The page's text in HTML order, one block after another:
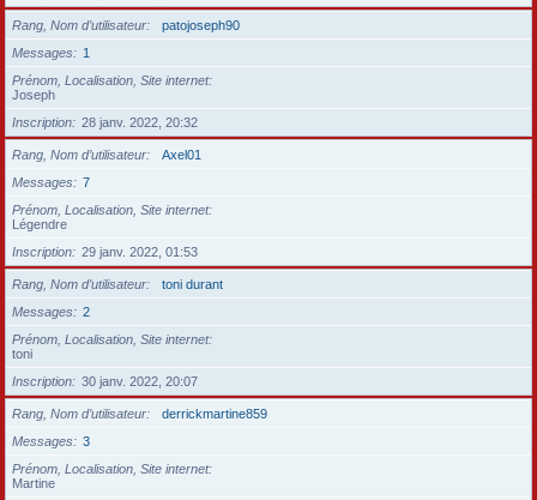
Rang, Nom d’utilisateur
patojoseph90
Messages
1
Prénom, Localisation, Site internet
Joseph
Inscription
28 janv. 2022, 20:32
Rang, Nom d’utilisateur
Axel01
Messages
7
Prénom, Localisation, Site internet
Légendre
Inscription
29 janv. 2022, 01:53
Rang, Nom d’utilisateur
toni durant
Messages
2
Prénom, Localisation, Site internet
toni
Inscription
30 janv. 2022, 20:07
Rang, Nom d’utilisateur
derrickmartine859
Messages
3
Prénom, Localisation, Site internet
Martine